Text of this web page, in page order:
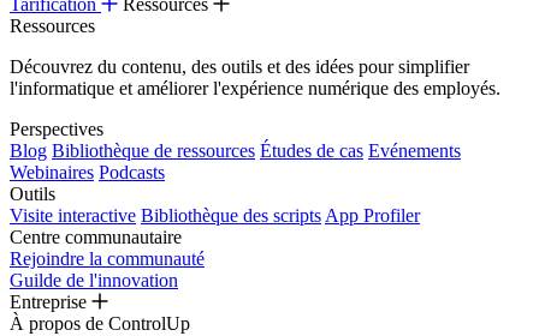
Tarification
Ressources
Ressources
Découvrez du contenu, des outils et des idées pour simplifier
l'informatique et améliorer l'expérience numérique des employés.
Perspectives
Blog Bibliothèque de ressources Études de cas Evénements
Webinaires Podcasts
Outils
Visite interactive Bibliothèque des scripts App Profiler
Centre communautaire
Rejoindre la communauté
Guilde de l'innovation
Entreprise
À propos de ControlUp